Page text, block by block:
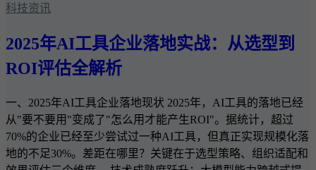
科技资讯
2025年AI工具企业落地实战：从选型到
ROI评估全解析
一、2025年AI工具企业落地现状 2025年，AI工具的落地已经
从"要不要用"变成了"怎么用才能产生ROI"。据统计，超过
70%的企业已经至少尝试过一种AI工具，但真正实现规模化落
地的不足30%。差距在哪里？关键在于选型策略、组织适配和